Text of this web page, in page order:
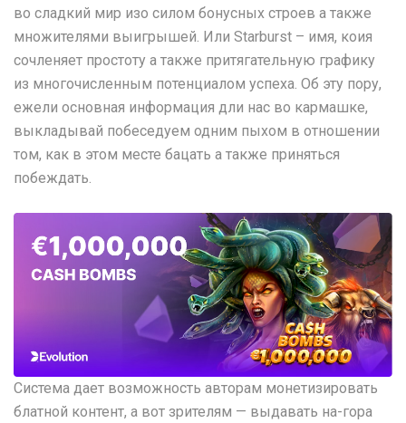
во сладкий мир изо силом бонусных строев а также
множителями выигрышей. Или Starburst – имя, коия
сочленяет простоту а также притягательную графику
из многочисленным потенциалом успеха. Об эту пору,
ежели основная информация дли нас во кармашке,
выкладывай побеседуем одним пыхом в отношении
том, как в этом месте бацать а также приняться
побеждать.
Система дает возможность авторам монетизировать
блатной контент, а вот зрителям — выдавать на-гора